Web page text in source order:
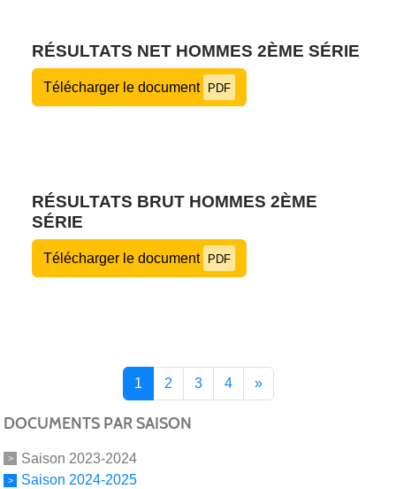
RÉSULTATS NET HOMMES 2ÈME SÉRIE
Télécharger le document PDF
RÉSULTATS BRUT HOMMES 2ÈME
SÉRIE
Télécharger le document PDF
1 2 3 4 »
DOCUMENTS PAR SAISON
Saison 2023-2024
Saison 2024-2025